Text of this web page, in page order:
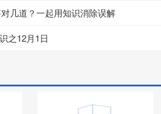
几道？一起用知识消除误解
之12月1日